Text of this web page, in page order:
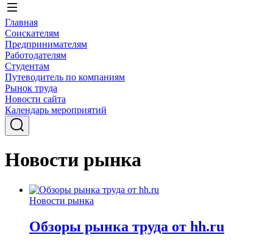
Главная
Соискателям
Предпринимателям
Работодателям
Студентам
Путеводитель по компаниям
Рынок труда
Новости сайта
Календарь мероприятий
Новости рынка
Новости рынка
Обзоры рынка труда от hh.ru